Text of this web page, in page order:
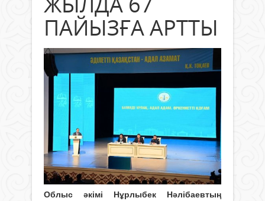
ПАЙЫЗҒА АРТТЫ
Облыс әкімі Нұрлыбек Нәлібаевтың